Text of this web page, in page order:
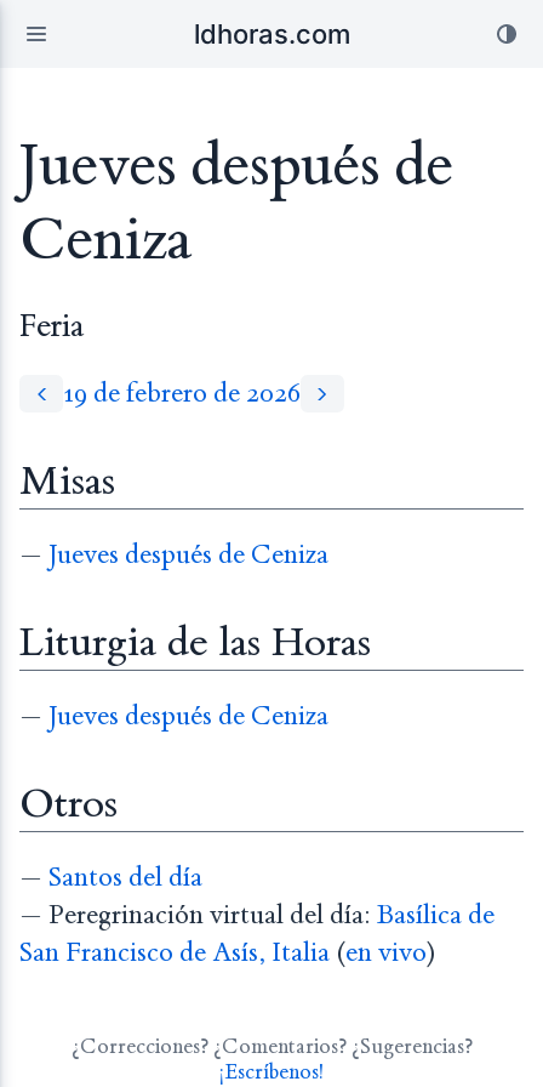
ldhoras.com
Jueves después de
Ceniza
Feria
19 de febrero de 2026
Misas
— Jueves después de Ceniza
Liturgia de las Horas
— Jueves después de Ceniza
Otros
— Santos del día
— Peregrinación virtual del día: Basílica de
San Francisco de Asís, Italia (en vivo)
¿Correcciones? ¿Comentarios? ¿Sugerencias?
¡Escríbenos!